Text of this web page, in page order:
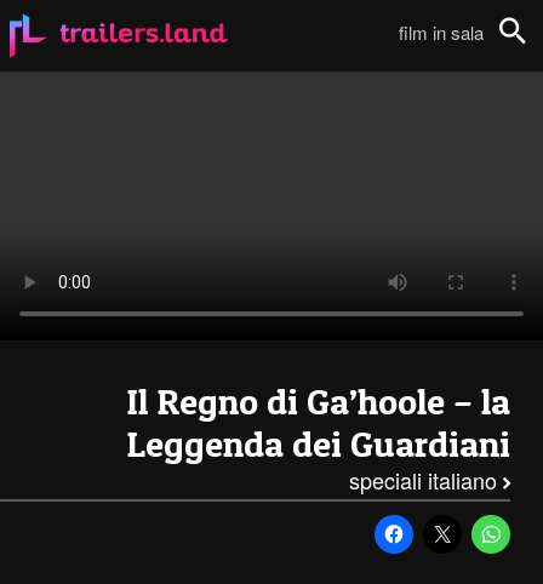
film in sala
Il Regno di Ga’hoole – la
Leggenda dei Guardiani
speciali italiano